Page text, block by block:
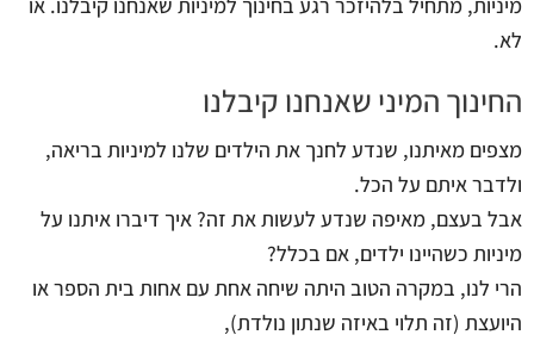
לא.
החינוך המיני שאנחנו קיבלנו
מצפים מאיתנו, שנדע לחנך את הילדים שלנו למיניות בריאה,
ולדבר איתם על הכל.
אבל בעצם, מאיפה שנדע לעשות את זה? איך דיברו איתנו על
מיניות כשהיינו ילדים, אם בכלל?
הרי לנו, במקרה הטוב היתה שיחה אחת עם אחות בית הספר או
היועצת (זה תלוי באיזה שנתון נולדת),